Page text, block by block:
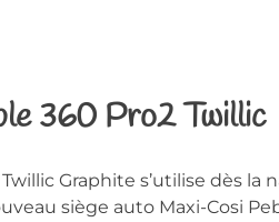
360 Pro2 Twillic
Graphite s’utilise dès la
siège auto Maxi-Cosi